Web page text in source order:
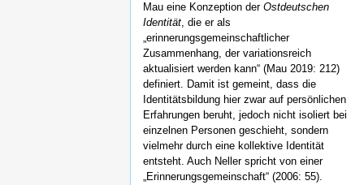
Mau eine Konzeption der Ostdeutschen
Identität, die er als
„erinnerungsgemeinschaftlicher
Zusammenhang, der variationsreich
aktualisiert werden kann“ (Mau 2019: 212)
definiert. Damit ist gemeint, dass die
Identitätsbildung hier zwar auf persönlichen
Erfahrungen beruht, jedoch nicht isoliert bei
einzelnen Personen geschieht, sondern
vielmehr durch eine kollektive Identität
entsteht. Auch Neller spricht von einer
„Erinnerungsgemeinschaft“ (2006: 55).